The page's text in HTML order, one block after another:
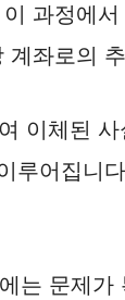
과정에
좌로의
이체된
어집니
문제